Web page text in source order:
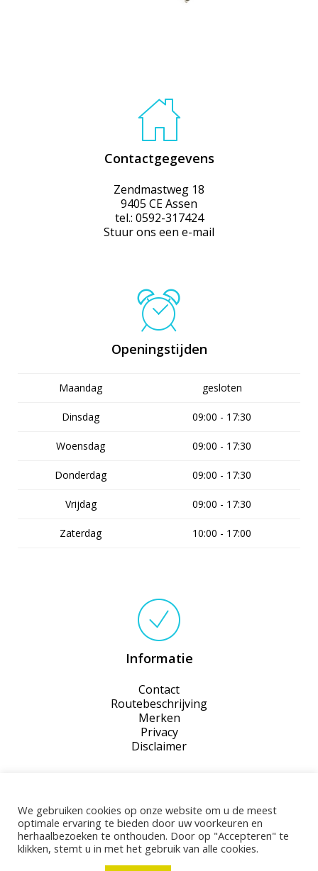
Contactgegevens
Zendmastweg 18
9405 CE Assen
tel.: 0592-317424
Stuur ons een e-mail
Openingstijden
Maandag gesloten
Dinsdag 09:00 - 17:30
Woensdag 09:00 - 17:30
Donderdag 09:00 - 17:30
Vrijdag 09:00 - 17:30
Zaterdag 10:00 - 17:00
Informatie
Contact
Routebeschrijving
Merken
Privacy
Disclaimer
©2026 Woontheater de Eclips · Gerealiseerd door
We gebruiken cookies op onze website om u de meest
optimale ervaring te bieden door uw voorkeuren en
herhaalbezoeken te onthouden. Door op "Accepteren" te
klikken, stemt u in met het gebruik van alle cookies.